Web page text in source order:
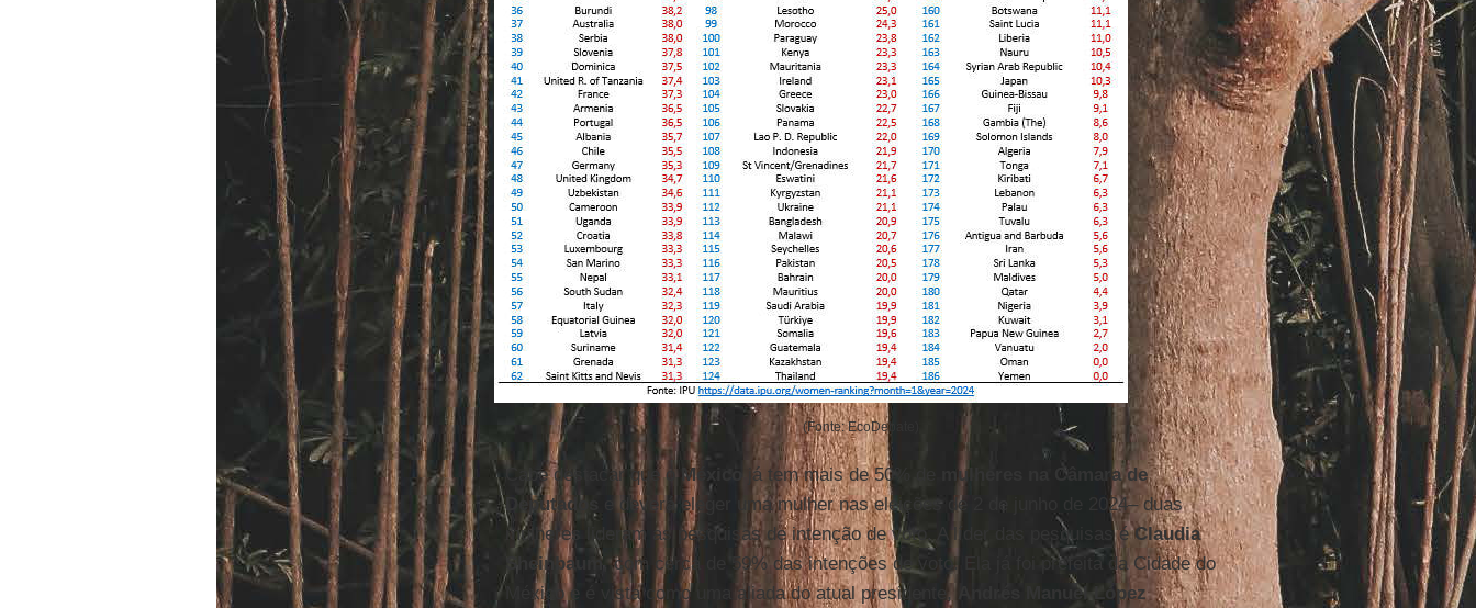
(Fonte: EcoDebate)
Cabe destacar que o México já tem mais de 50% de
mulheres na Câmara de
Deputados
e deverá eleger uma mulher nas eleições de 2 de junho de 2024– duas
mulheres lideram as pesquisas de intenção de voto. A líder das pesquisas éClaudia
Sheinbaum, com cerca de 59% das intenções de voto. Ela já foi prefeita da Cidade do
México e é vista como uma aliada do atual presidente,
Andrés Manuel López